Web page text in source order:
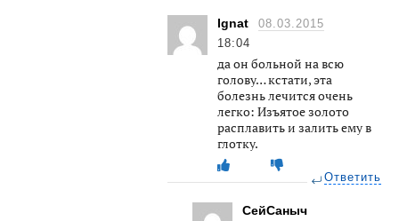
Ignat
08.03.2015
18:04
да он больной на всю
голову… кстати, эта
болезнь лечится очень
легко: Изъятое золото
расплавить и залить ему в
глотку.
Ответить
СейСаныч